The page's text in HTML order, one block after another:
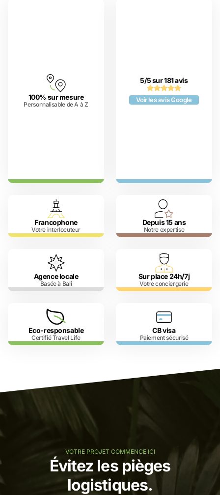
100% sur mesure
Personnalisable de A à Z
5/5 sur 181 avis
Voir les avis Google
Francophone
Votre interlocuteur
Depuis 15 ans
Notre expertise
Agence locale
Basée à Bali
Sur place 24h/7j
Votre conciergerie
Eco-responsable
Certifié Travel Life
CB visa
Paiement sécurisé
VOTRE PROJET COMMENCE ICI
Évitez les pièges
logistiques.